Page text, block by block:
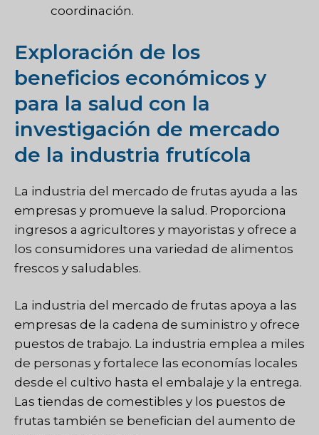
coordinación.
Exploración de los
beneficios económicos y
para la salud con la
investigación de mercado
de la industria frutícola
La industria del mercado de frutas ayuda a las
empresas y promueve la salud. Proporciona
ingresos a agricultores y mayoristas y ofrece a
los consumidores una variedad de alimentos
frescos y saludables.
La industria del mercado de frutas apoya a las
empresas de la cadena de suministro y ofrece
puestos de trabajo. La industria emplea a miles
de personas y fortalece las economías locales
desde el cultivo hasta el embalaje y la entrega.
Las tiendas de comestibles y los puestos de
frutas también se benefician del aumento de